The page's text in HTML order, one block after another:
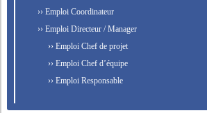
›› Emploi Coordinateur
›› Emploi Directeur / Manager
›› Emploi Chef de projet
›› Emploi Chef d’équipe
›› Emploi Responsable